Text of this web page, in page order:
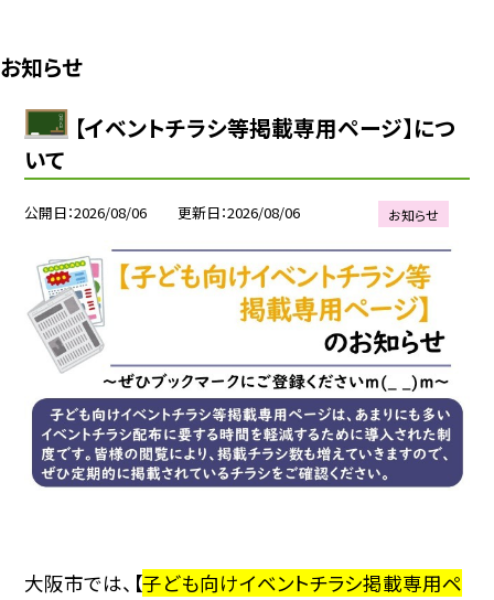
お知らせ
【イベントチラシ等掲載専用ページ】につ
いて
公開日 2026/08/06 更新日 2026/08/06 お知らせ
大阪市では、【子ども向けイベントチラシ掲載専用ペ